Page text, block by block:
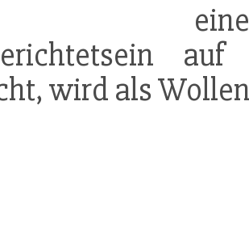
wird als